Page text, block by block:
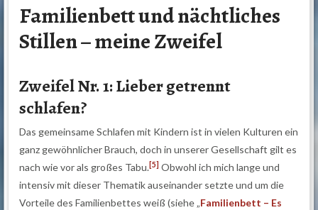
Familienbett und nächtliches
Stillen – meine Zweifel
Zweifel Nr. 1: Lieber getrennt
schlafen?
Das gemeinsame Schlafen mit Kindern ist in vielen Kulturen ein
ganz gewöhnlicher Brauch, doch in unserer Gesellschaft gilt es
nach wie vor als großes Tabu.[5] Obwohl ich mich lange und
intensiv mit dieser Thematik auseinander setzte und um die
Vorteile des Familienbettes weiß (siehe „Familienbett – Es